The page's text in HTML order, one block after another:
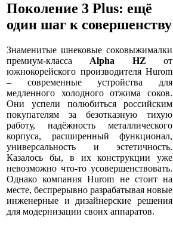
Поколение 3 Plus: ещё
один шаг к совершенству
Знаменитые шнековые соковыжималки
премиум-класса Alpha HZ от
южнокорейского производителя Hurom
– современные устройства для
медленного холодного отжима соков.
Они успели полюбиться российским
покупателям за безотказную тихую
работу, надёжность металлического
корпуса, расширенный функционал,
универсальность и эстетичность.
Казалось бы, в их конструкции уже
невозможно что-то усовершенствовать.
Однако компания Hurom не стоит на
месте, беспрерывно разрабатывая новые
инженерные и дизайнерские решения
для модернизации своих аппаратов.